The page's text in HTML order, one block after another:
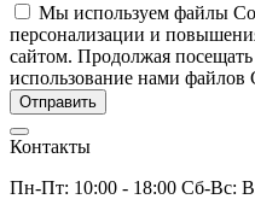
Мы используем файлы
персонализации и
сайтом. Продолжая посещать
использование нами файлов
Контакты
Пн-Пт: 10:00 - 18:00 Сб-Вс: